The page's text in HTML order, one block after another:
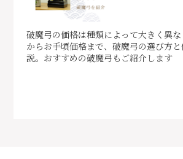
破魔弓の価格は種類によって大きく異
からお手頃価格まで、破魔弓の選び方
説。おすすめの破魔弓もご紹介します